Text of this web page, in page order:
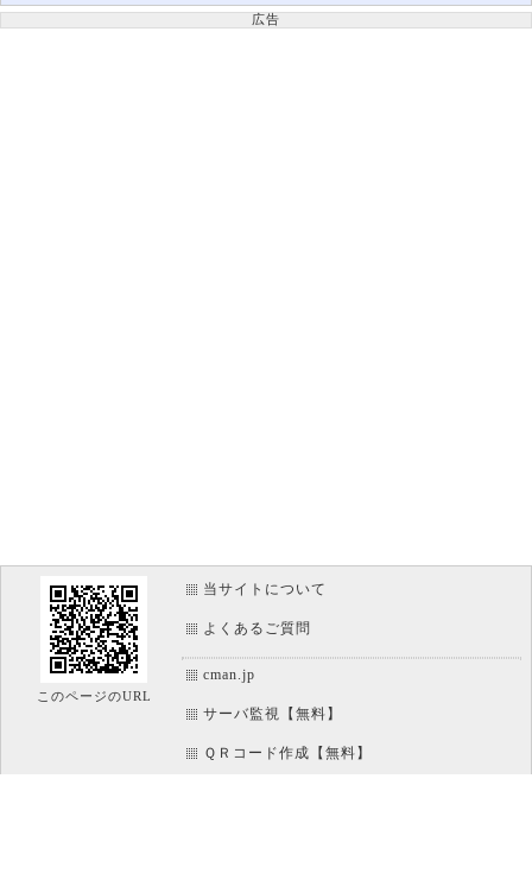
広告
このページのURL
当サイトについて
よくあるご質問
cman.jp
サーバ監視【無料】
ＱＲコード作成【無料】